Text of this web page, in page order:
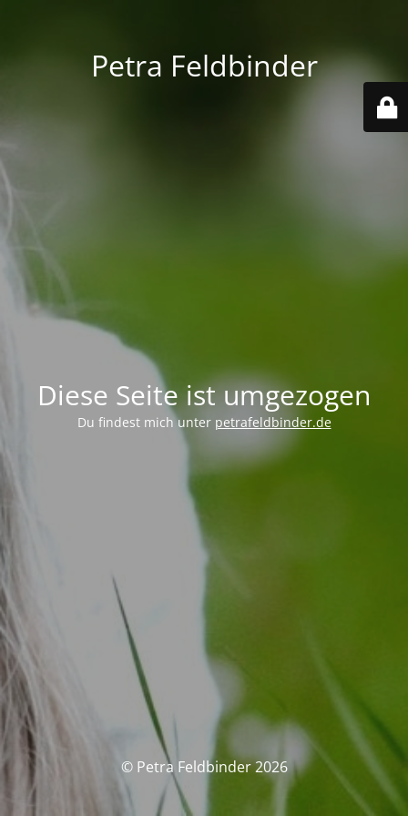
Petra Feldbinder
Diese Seite ist umgezogen
Du findest mich unter petrafeldbinder.de
© Petra Feldbinder 2026